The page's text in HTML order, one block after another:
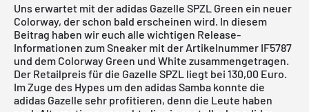
Uns erwartet mit der adidas Gazelle SPZL Green ein neuer
Colorway, der schon bald erscheinen wird. In diesem
Beitrag haben wir euch alle wichtigen Release-
Informationen zum Sneaker mit der Artikelnummer IF5787
und dem Colorway Green und White zusammengetragen.
Der Retailpreis für die Gazelle SPZL liegt bei 130,00 Euro.
Im Zuge des Hypes um den adidas Samba konnte die
adidas Gazelle sehr profitieren, denn die Leute haben